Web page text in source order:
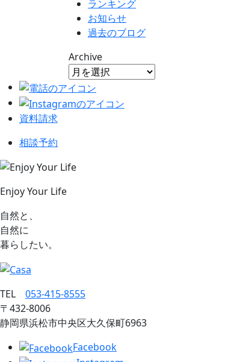
ランキング
お知らせ
過去のブログ
Archive
資料請求
相談予約
Enjoy Your Life
自然と、
自然に
暮らしたい。
TEL 053‐415‐8555
〒432‐8006
静岡県浜松市中央区大久保町6963
Facebook